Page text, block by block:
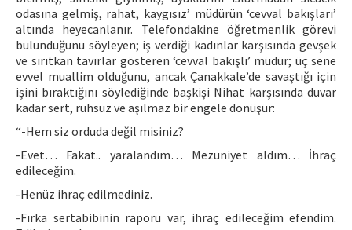
odasına gelmiş, rahat, kaygısız’ müdürün ‘cevval bakışları’
altında heyecanlanır. Telefondakine öğretmenlik görevi
bulunduğunu söyleyen; iş verdiği kadınlar karşısında gevşek
ve sırıtkan tavırlar gösteren ‘cevval bakışlı’ müdür; üç sene
evvel muallim olduğunu, ancak Çanakkale’de savaştığı için
işini bıraktığını söylediğinde başkişi Nihat karşısında duvar
kadar sert, ruhsuz ve aşılmaz bir engele dönüşür:
“-Hem siz orduda değil misiniz?
-Evet… Fakat.. yaralandım… Mezuniyet aldım… İhraç
edileceğim.
-Henüz ihraç edilmediniz.
-Fırka sertabibinin raporu var, ihraç edileceğim efendim.